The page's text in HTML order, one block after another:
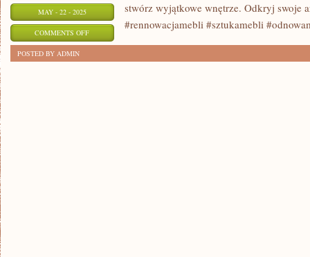
MAY - 22 - 2025
COMMENTS OFFON
stwórz wyjątkowe wnętrze. Odkryj swoje
#rennowacjamebli #sztukamebli
POSTED BY ADMIN